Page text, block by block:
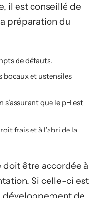
il est conseillé de
préparation du
de défauts.
bocaux et ustensiles
s’assurant que le pH est
frais et à l’abri de la
être accordée à
Si celle-ci est